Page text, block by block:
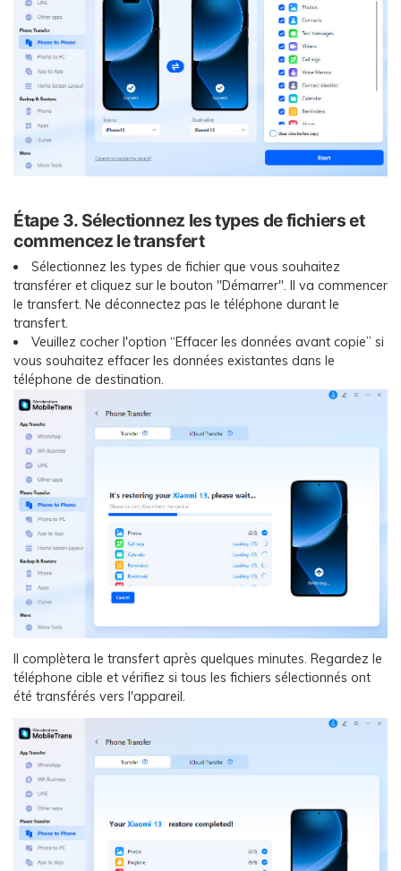
Étape 3. Sélectionnez les types de fichiers et
commencez le transfert
Sélectionnez les types de fichier que vous souhaitez
transférer et cliquez sur le bouton "Démarrer". Il va commencer
le transfert. Ne déconnectez pas le téléphone durant le
transfert.
Veuillez cocher l'option “Effacer les données avant copie” si
vous souhaitez effacer les données existantes dans le
téléphone de destination.
Il complètera le transfert après quelques minutes. Regardez le
téléphone cible et vérifiez si tous les fichiers sélectionnés ont
été transférés vers l'appareil.